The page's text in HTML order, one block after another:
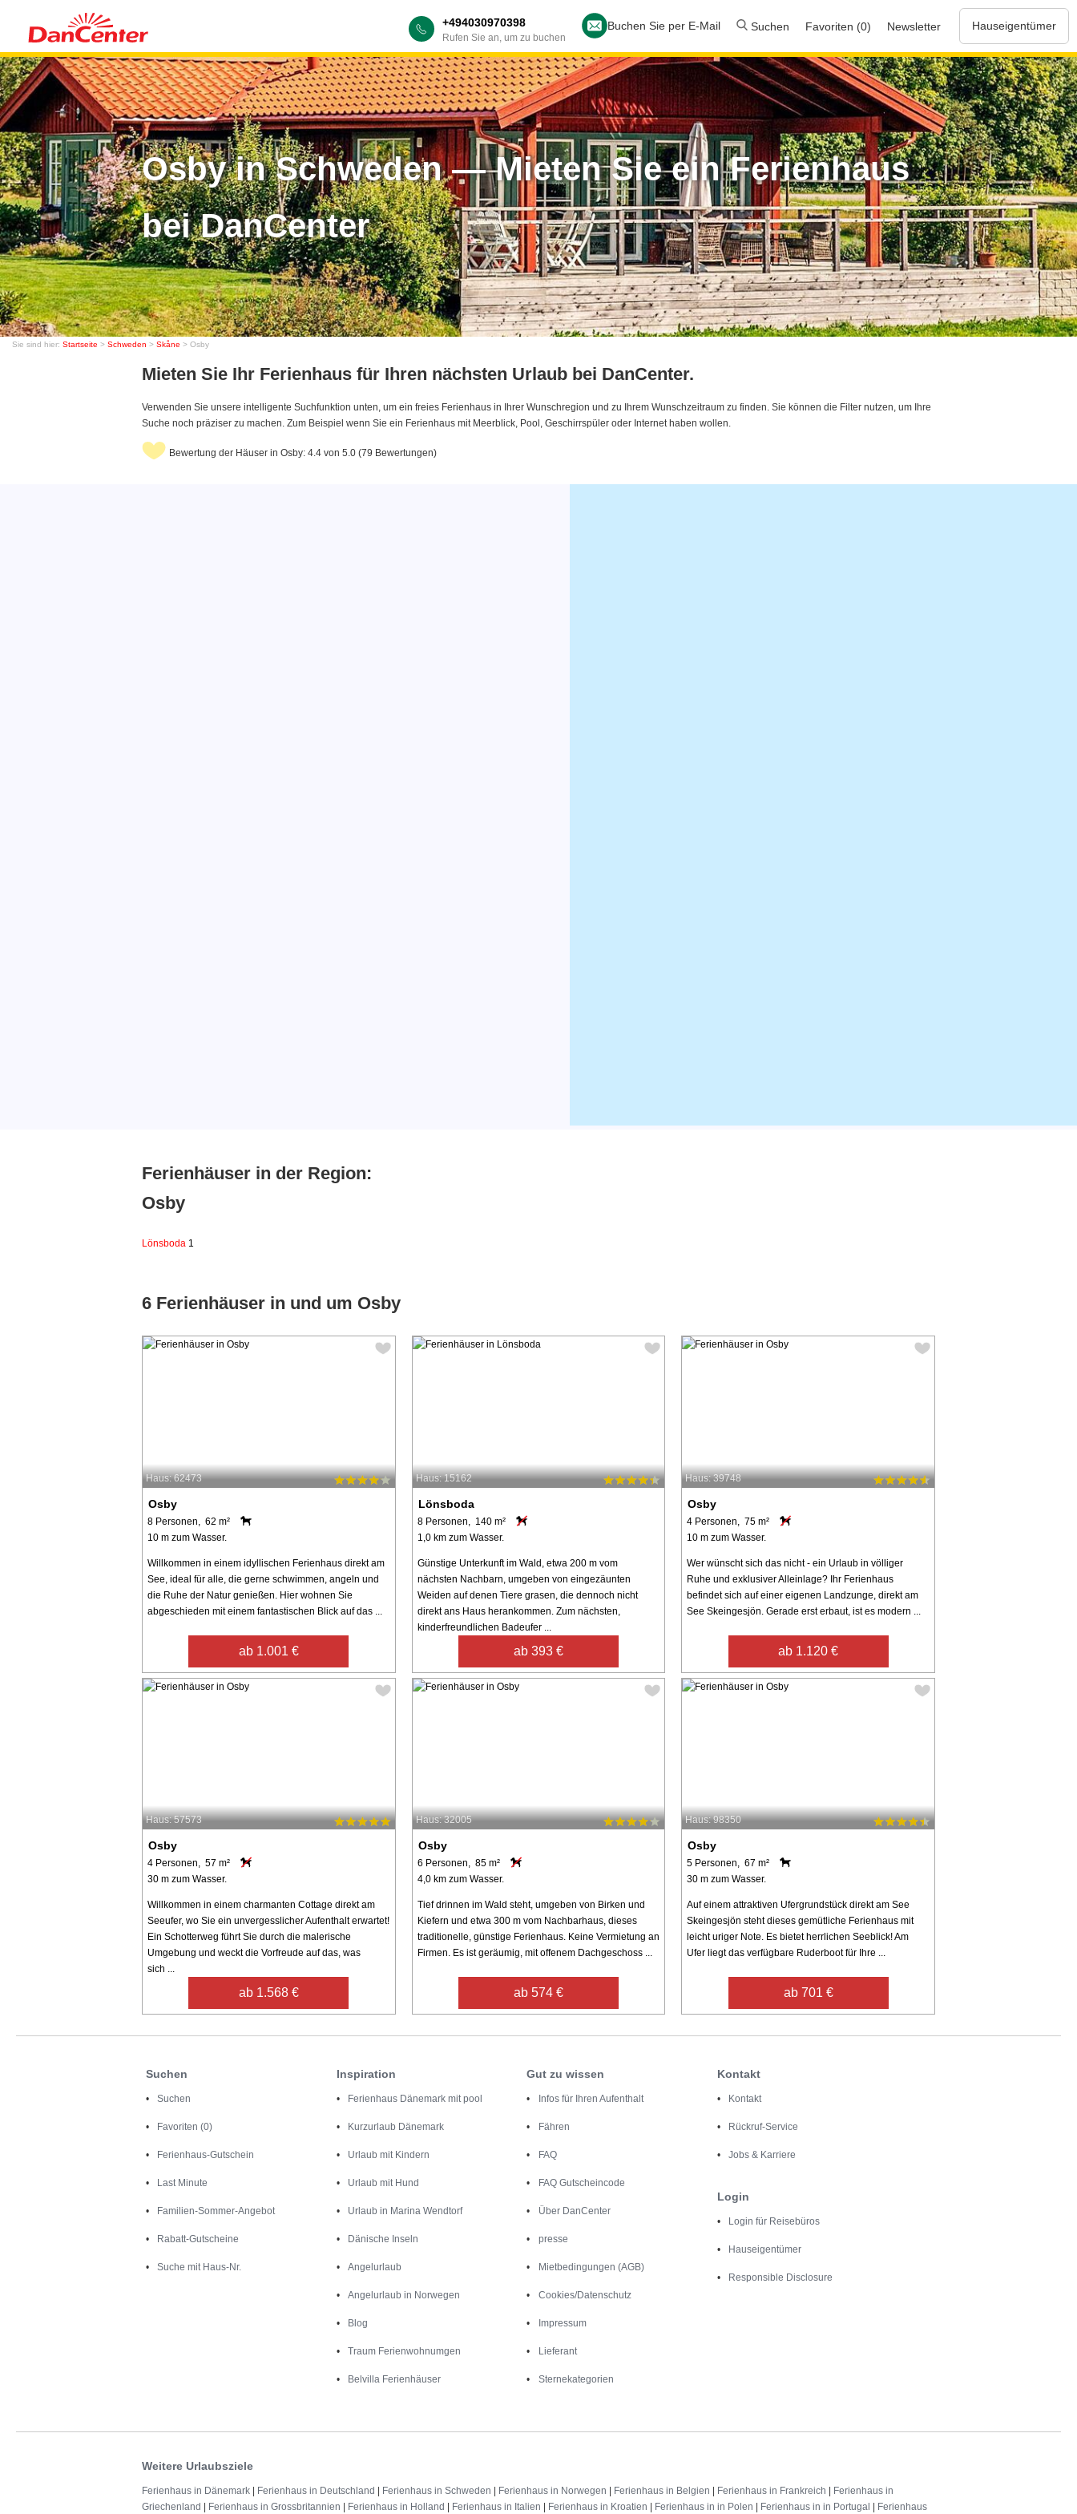
+494030970398
Rufen Sie an, um zu buchen
Buchen Sie per E-Mail Suchen Favoriten (0) Newsletter Hauseigentümer
Osby in Schweden — Mieten Sie ein Ferienhaus
bei DanCenter
Sie sind hier: Startseite > Schweden > Skåne > Osby
Mieten Sie Ihr Ferienhaus für Ihren nächsten Urlaub bei DanCenter.
Verwenden Sie unsere intelligente Suchfunktion unten, um ein freies Ferienhaus in Ihrer Wunschregion und zu Ihrem Wunschzeitraum zu finden. Sie können die Filter nutzen, um Ihre
Suche noch präziser zu machen. Zum Beispiel wenn Sie ein Ferienhaus mit Meerblick, Pool, Geschirrspüler oder Internet haben wollen.
Bewertung der Häuser in Osby: 4.4 von 5.0 (79 Bewertungen)
Ferienhäuser in der Region:
Osby
Lönsboda 1
6 Ferienhäuser in und um Osby
Haus: 62473
Osby
8 Personen, 62 m²
10 m zum Wasser.
Willkommen in einem idyllischen Ferienhaus direkt am
See, ideal für alle, die gerne schwimmen, angeln und
die Ruhe der Natur genießen. Hier wohnen Sie
abgeschieden mit einem fantastischen Blick auf das ...
ab 1.001 €
Haus: 15162
Lönsboda
8 Personen, 140 m²
1,0 km zum Wasser.
Günstige Unterkunft im Wald, etwa 200 m vom
nächsten Nachbarn, umgeben von eingezäunten
Weiden auf denen Tiere grasen, die dennoch nicht
direkt ans Haus herankommen. Zum nächsten,
kinderfreundlichen Badeufer ...
ab 393 €
Haus: 39748
Osby
4 Personen, 75 m²
10 m zum Wasser.
Wer wünscht sich das nicht - ein Urlaub in völliger
Ruhe und exklusiver Alleinlage? Ihr Ferienhaus
befindet sich auf einer eigenen Landzunge, direkt am
See Skeingesjön. Gerade erst erbaut, ist es modern ...
ab 1.120 €
Haus: 57573
Osby
4 Personen, 57 m²
30 m zum Wasser.
Willkommen in einem charmanten Cottage direkt am
Seeufer, wo Sie ein unvergesslicher Aufenthalt erwartet!
Ein Schotterweg führt Sie durch die malerische
Umgebung und weckt die Vorfreude auf das, was
sich ...
ab 1.568 €
Haus: 32005
Osby
6 Personen, 85 m²
4,0 km zum Wasser.
Tief drinnen im Wald steht, umgeben von Birken und
Kiefern und etwa 300 m vom Nachbarhaus, dieses
traditionelle, günstige Ferienhaus. Keine Vermietung an
Firmen. Es ist geräumig, mit offenem Dachgeschoss ...
ab 574 €
Haus: 98350
Osby
5 Personen, 67 m²
30 m zum Wasser.
Auf einem attraktiven Ufergrundstück direkt am See
Skeingesjön steht dieses gemütliche Ferienhaus mit
leicht uriger Note. Es bietet herrlichen Seeblick! Am
Ufer liegt das verfügbare Ruderboot für Ihre ...
ab 701 €
Suchen
Suchen
Favoriten (0)
Ferienhaus-Gutschein
Last Minute
Familien-Sommer-Angebot
Rabatt-Gutscheine
Suche mit Haus-Nr.
Inspiration
Ferienhaus Dänemark mit pool
Kurzurlaub Dänemark
Urlaub mit Kindern
Urlaub mit Hund
Urlaub in Marina Wendtorf
Dänische Inseln
Angelurlaub
Angelurlaub in Norwegen
Blog
Traum Ferienwohnumgen
Belvilla Ferienhäuser
Gut zu wissen
Infos für Ihren Aufenthalt
Fähren
FAQ
FAQ Gutscheincode
Über DanCenter
presse
Mietbedingungen (AGB)
Cookies/Datenschutz
Impressum
Lieferant
Sternekategorien
Kontakt
Kontakt
Rückruf-Service
Jobs & Karriere
Login
Login für Reisebüros
Hauseigentümer
Responsible Disclosure
Weitere Urlaubsziele
Ferienhaus in Dänemark | Ferienhaus in Deutschland | Ferienhaus in Schweden | Ferienhaus in Norwegen | Ferienhaus in Belgien | Ferienhaus in Frankreich | Ferienhaus in
Griechenland | Ferienhaus in Grossbritannien | Ferienhaus in Holland | Ferienhaus in Italien | Ferienhaus in Kroatien | Ferienhaus in in Polen | Ferienhaus in in Portugal | Ferienhaus